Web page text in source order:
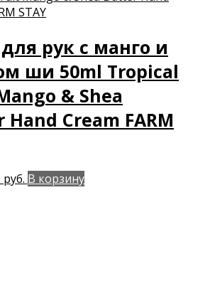
рук с манго и
ши 50ml Tropical
& Shea
Cream FARM
руб. В корзину